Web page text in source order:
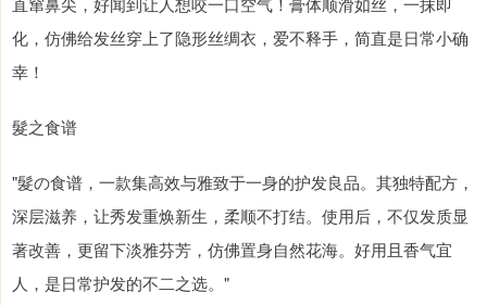
化，仿佛给发丝穿上了隐形丝绸衣，爱不释手，简直是日常小确
幸！
髮之食谱
"髮の食谱，一款集高效与雅致于一身的护发良品。其独特配方，
深层滋养，让秀发重焕新生，柔顺不打结。使用后，不仅发质显
著改善，更留下淡雅芬芳，仿佛置身自然花海。好用且香气宜
人，是日常护发的不二之选。"